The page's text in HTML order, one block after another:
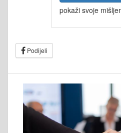
pokaži svoje
Podijeli